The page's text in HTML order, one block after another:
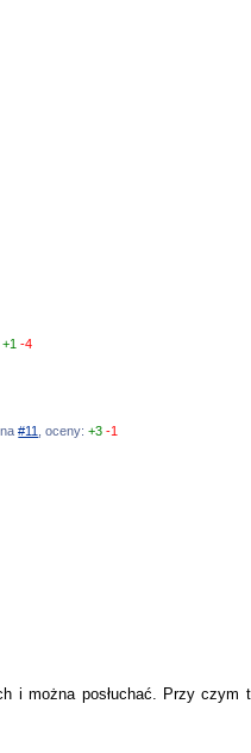
+1 -4
na#11, oceny:+3 -1
i można posłuchać. Przy czym